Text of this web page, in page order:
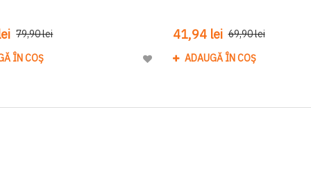
79,90 lei
ÎN COȘ
Adaugă
de
41,94 lei 69,90 lei
ADAUGĂ ÎN COȘ